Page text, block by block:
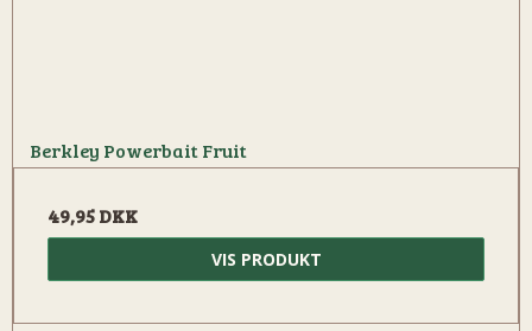
Berkley Powerbait Fruit
49,95 DKK
VIS PRODUKT